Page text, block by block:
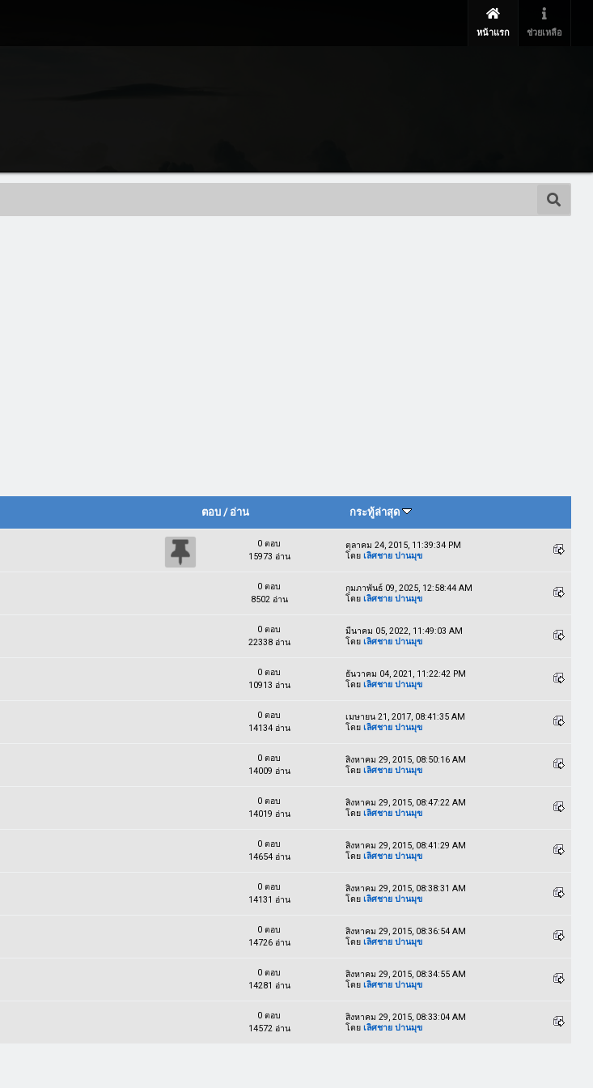
หน้าแรก ช่วยเหลือ
ตอบ/ อ่าน กระทู้ล่าสุด
0 ตอบ
15973 อ่าน
ตุลาคม 24, 2015, 11:39:34 PM
โดย เลิศชาย ปานมุข
0 ตอบ
8502 อ่าน
กุมภาพันธ์ 09, 2025, 12:58:44 AM
โดย เลิศชาย ปานมุข
0 ตอบ
22338 อ่าน
มีนาคม 05, 2022, 11:49:03 AM
โดย เลิศชาย ปานมุข
0 ตอบ
10913 อ่าน
ธันวาคม 04, 2021, 11:22:42 PM
โดย เลิศชาย ปานมุข
0 ตอบ
14134 อ่าน
เมษายน 21, 2017, 08:41:35 AM
โดย เลิศชาย ปานมุข
0 ตอบ
14009 อ่าน
สิงหาคม 29, 2015, 08:50:16 AM
โดย เลิศชาย ปานมุข
0 ตอบ
14019 อ่าน
สิงหาคม 29, 2015, 08:47:22 AM
โดย เลิศชาย ปานมุข
0 ตอบ
14654 อ่าน
สิงหาคม 29, 2015, 08:41:29 AM
โดย เลิศชาย ปานมุข
0 ตอบ
14131 อ่าน
สิงหาคม 29, 2015, 08:38:31 AM
โดย เลิศชาย ปานมุข
0 ตอบ
14726 อ่าน
สิงหาคม 29, 2015, 08:36:54 AM
โดย เลิศชาย ปานมุข
0 ตอบ
14281 อ่าน
สิงหาคม 29, 2015, 08:34:55 AM
โดย เลิศชาย ปานมุข
0 ตอบ
14572 อ่าน
สิงหาคม 29, 2015, 08:33:04 AM
โดย เลิศชาย ปานมุข